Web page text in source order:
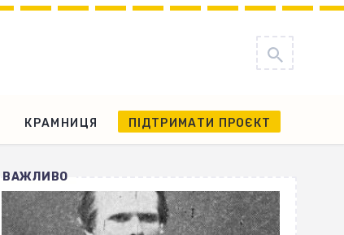
КРАМНИЦЯ ПІДТРИМАТИ ПРОЄКТ
ВАЖЛИВО